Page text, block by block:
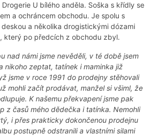
U bílého anděla. Soška s křídly se
a ochráncem obchodu. Je spolu s
a několika drogistickými dózami
který po předcích z obchodu zbyl.
nad námi jsme nevěděli, v té době jsem
nikoho zeptat, tatínek i maminka již
jsme v roce 1991 do prodejny stěhovali
mohli začít prodávat, manžel si všiml, že
K našemu překvapení jsme pak
z časů mého dědečka i tatínka. Nemohli
i přes prakticky dokončenou prodejnu
postupně odstranili a vlastními silami